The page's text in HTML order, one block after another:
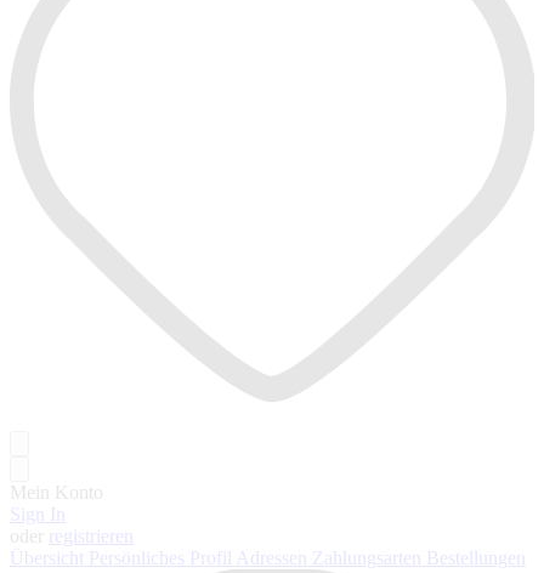
Mein Konto
Sign In
oder
registrieren
Übersicht Persönliches Profil Adressen Zahlungsarten Bestellungen